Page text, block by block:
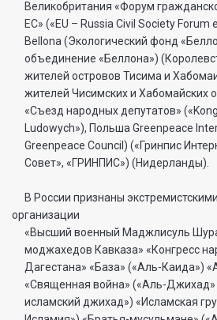
Великобритания «Форум
ЕС» («EU – Russia Civil Society
Bellona (Экологический фонд
объединение «Беллона»)
жителей островов Тисима и
жителей Чисимских и Хабомайских
«Съезд народных депутатов»
Ludowych»), Польша Greenpeace
Greenpeace Council) («Гринпис
Совет», «ГРИНПИС») (Нидерланды).
В России признаны
организации
«Высший военный Маджлисуль
моджахедов Кавказа» «Конгресс
Дагестана» «База» («Аль-Каида»)
«Священная война» («Аль-Джихад»
исламский джихад») «Исламская